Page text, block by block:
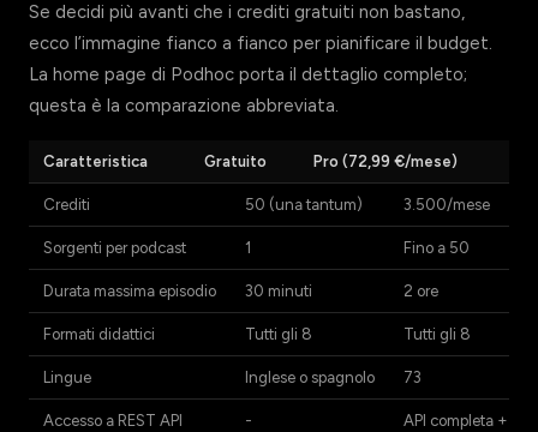
Se decidi più avanti che i crediti gratuiti non bastano,
ecco l’immagine fianco a fianco per pianificare il budget.
La home page di Podhoc porta il dettaglio completo;
questa è la comparazione abbreviata.
Caratteristica Gratuito Pro (72,99 €/mese)
Crediti 50 (una tantum) 3.500/mese
Sorgenti per podcast 1 Fino a 50
Durata massima episodio 30 minuti 2 ore
Formati didattici Tutti gli 8 Tutti gli 8
Lingue Inglese o spagnolo 73
Accesso a REST API - API completa +